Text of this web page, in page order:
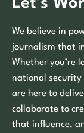
We believe in
journalism that
Whether you’re
national
are here to
collaborate to
that influence,